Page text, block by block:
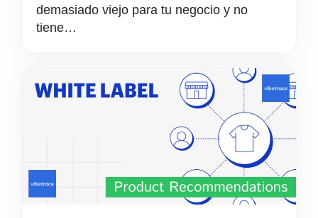
demasiado viejo para tu negocio y no
tiene…